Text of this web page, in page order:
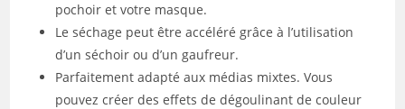
pochoir et votre masque.
Le séchage peut être accéléré grâce à l’utilisation
d’un séchoir ou d’un gaufreur.
Parfaitement adapté aux médias mixtes. Vous
pouvez créer des effets de dégoulinant de couleur